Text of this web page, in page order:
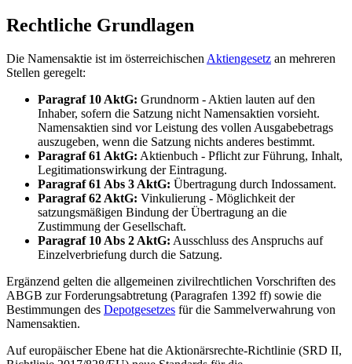
Rechtliche Grundlagen
Die Namensaktie ist im österreichischen Aktiengesetz an mehreren
Stellen geregelt:
Paragraf 10 AktG: Grundnorm - Aktien lauten auf den
Inhaber, sofern die Satzung nicht Namensaktien vorsieht.
Namensaktien sind vor Leistung des vollen Ausgabebetrags
auszugeben, wenn die Satzung nichts anderes bestimmt.
Paragraf 61 AktG: Aktienbuch - Pflicht zur Führung, Inhalt,
Legitimationswirkung der Eintragung.
Paragraf 61 Abs 3 AktG: Übertragung durch Indossament.
Paragraf 62 AktG: Vinkulierung - Möglichkeit der
satzungsmäßigen Bindung der Übertragung an die
Zustimmung der Gesellschaft.
Paragraf 10 Abs 2 AktG: Ausschluss des Anspruchs auf
Einzelverbriefung durch die Satzung.
Ergänzend gelten die allgemeinen zivilrechtlichen Vorschriften des
ABGB zur Forderungsabtretung (Paragrafen 1392 ff) sowie die
Bestimmungen des Depotgesetzes für die Sammelverwahrung von
Namensaktien.
Auf europäischer Ebene hat die Aktionärsrechte-Richtlinie (SRD II,